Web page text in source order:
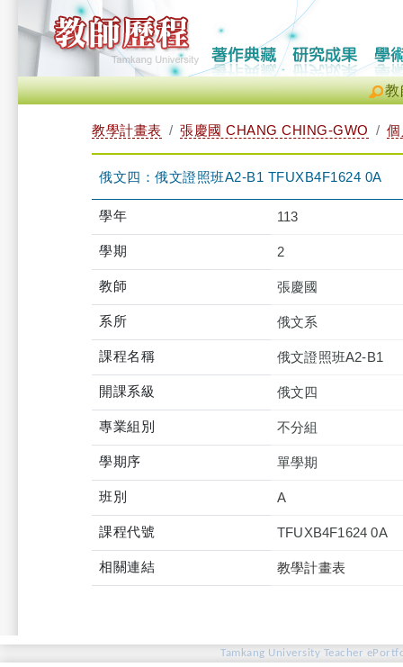
教
教學計畫表 張慶國 CHANG CHING-GWO
俄文四：俄文證照班A2-B1 TFUXB4F1624 0A
學年 113
學期 2
教師 張慶國
系所 俄文系
課程名稱 俄文證照班A2-B1
開課系級 俄文四
專業組別 不分組
學期序 單學期
班別 A
課程代號 TFUXB4F1624 0A
相關連結 教學計畫表
Tamkang University Teacher